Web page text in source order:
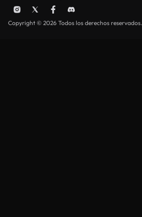
Copyright © 2026 Todos los derechos reservados.